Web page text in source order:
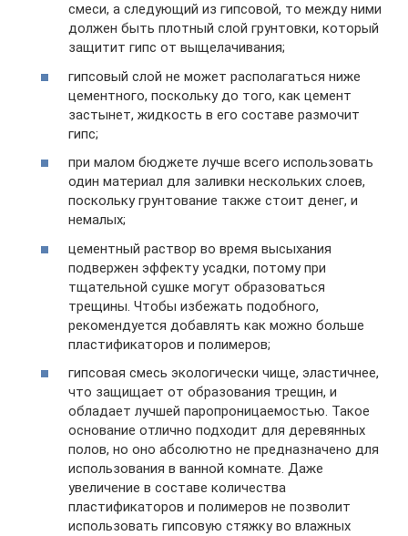
смеси, а следующий из гипсовой, то между ними
должен быть плотный слой грунтовки, который
защитит гипс от выщелачивания;
гипсовый слой не может располагаться ниже
цементного, поскольку до того, как цемент
застынет, жидкость в его составе размочит
гипс;
при малом бюджете лучше всего использовать
один материал для заливки нескольких слоев,
поскольку грунтование также стоит денег, и
немалых;
цементный раствор во время высыхания
подвержен эффекту усадки, потому при
тщательной сушке могут образоваться
трещины. Чтобы избежать подобного,
рекомендуется добавлять как можно больше
пластификаторов и полимеров;
гипсовая смесь экологически чище, эластичнее,
что защищает от образования трещин, и
обладает лучшей паропроницаемостью. Такое
основание отлично подходит для деревянных
полов, но оно абсолютно не предназначено для
использования в ванной комнате. Даже
увеличение в составе количества
пластификаторов и полимеров не позволит
использовать гипсовую стяжку во влажных